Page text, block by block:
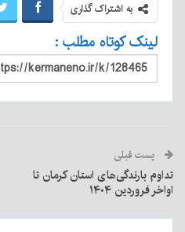
به اشتراک گذاری
لینک کوتاه مطلب :
پست قبلی
تداوم بارندگی‌های استان کرمان تا
اواخر فروردین ۱۴۰۴